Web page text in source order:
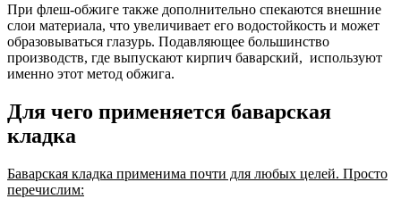
При флеш-обжиге также дополнительно спекаются внешние
слои материала, что увеличивает его водостойкость и может
образовываться глазурь. Подавляющее большинство
производств, где выпускают кирпич баварский, используют
именно этот метод обжига.
Для чего применяется баварская
кладка
Баварская кладка применима почти для любых целей. Просто
перечислим: